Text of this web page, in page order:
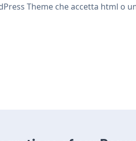
Theme che accetta html o